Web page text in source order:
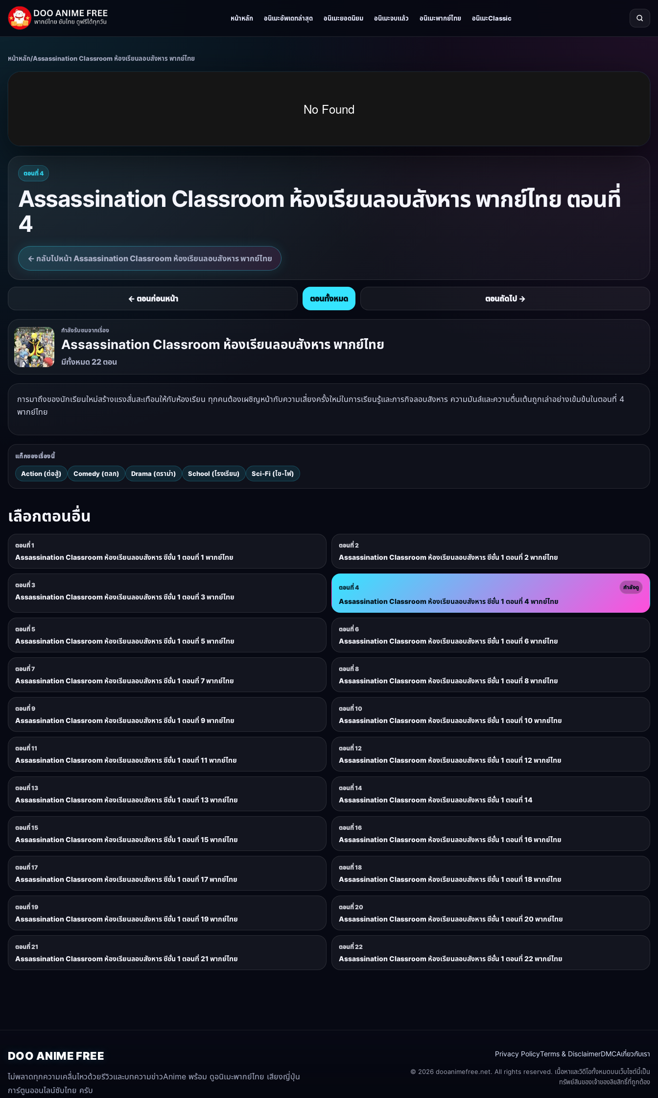
หน้าหลัก อนิเมะอัพเดทล่าสุด อนิเมะยอดนิยม อนิเมะจบแล้ว อนิเมะพากย์ไทย อนิเมะClassic
หน้าหลัก/Assassination Classroom ห้องเรียนลอบสังหาร พากย์ไทย
ตอนที่ 4
Assassination Classroom ห้องเรียนลอบสังหาร พากย์ไทย ตอนที่
4
← กลับไปหน้า Assassination Classroom ห้องเรียนลอบสังหาร พากย์ไทย
← ตอนก่อนหน้า ตอนทั้งหมด ตอนถัดไป →
กำลังรับชมจากเรื่อง
Assassination Classroom ห้องเรียนลอบสังหาร พากย์ไทย
มีทั้งหมด 22 ตอน
การมาถึงของนักเรียนใหม่สร้างแรงสั่นสะเทือนให้กับห้องเรียน ทุกคนต้องเผชิญหน้ากับความเสี่ยงครั้งใหม่ในการเรียนรู้และภารกิจลอบสังหาร ความมันส์และความตื่นเต้นถูกเล่าอย่างเข้มข้นในตอนที่ 4
พากย์ไทย
แท็กของเรื่องนี้
Action (ต่อสู้) Comedy (ตลก) Drama (ดราม่า) School (โรงเรียน) Sci-Fi (ไซ-ไฟ)
เลือกตอนอื่น
ตอนที่ 1
Assassination Classroom ห้องเรียนลอบสังหาร ซีซั่น 1 ตอนที่ 1 พากย์ไทย
ตอนที่ 2
Assassination Classroom ห้องเรียนลอบสังหาร ซีซั่น 1 ตอนที่ 2 พากย์ไทย
ตอนที่ 3
Assassination Classroom ห้องเรียนลอบสังหาร ซีซั่น 1 ตอนที่ 3 พากย์ไทย
ตอนที่ 4 กำลังดู
Assassination Classroom ห้องเรียนลอบสังหาร ซีซั่น 1 ตอนที่ 4 พากย์ไทย
ตอนที่ 5
Assassination Classroom ห้องเรียนลอบสังหาร ซีซั่น 1 ตอนที่ 5 พากย์ไทย
ตอนที่ 6
Assassination Classroom ห้องเรียนลอบสังหาร ซีซั่น 1 ตอนที่ 6 พากย์ไทย
ตอนที่ 7
Assassination Classroom ห้องเรียนลอบสังหาร ซีซั่น 1 ตอนที่ 7 พากย์ไทย
ตอนที่ 8
Assassination Classroom ห้องเรียนลอบสังหาร ซีซั่น 1 ตอนที่ 8 พากย์ไทย
ตอนที่ 9
Assassination Classroom ห้องเรียนลอบสังหาร ซีซั่น 1 ตอนที่ 9 พากย์ไทย
ตอนที่ 10
Assassination Classroom ห้องเรียนลอบสังหาร ซีซั่น 1 ตอนที่ 10 พากย์ไทย
ตอนที่ 11
Assassination Classroom ห้องเรียนลอบสังหาร ซีซั่น 1 ตอนที่ 11 พากย์ไทย
ตอนที่ 12
Assassination Classroom ห้องเรียนลอบสังหาร ซีซั่น 1 ตอนที่ 12 พากย์ไทย
ตอนที่ 13
Assassination Classroom ห้องเรียนลอบสังหาร ซีซั่น 1 ตอนที่ 13 พากย์ไทย
ตอนที่ 14
Assassination Classroom ห้องเรียนลอบสังหาร ซีซั่น 1 ตอนที่ 14
ตอนที่ 15
Assassination Classroom ห้องเรียนลอบสังหาร ซีซั่น 1 ตอนที่ 15 พากย์ไทย
ตอนที่ 16
Assassination Classroom ห้องเรียนลอบสังหาร ซีซั่น 1 ตอนที่ 16 พากย์ไทย
ตอนที่ 17
Assassination Classroom ห้องเรียนลอบสังหาร ซีซั่น 1 ตอนที่ 17 พากย์ไทย
ตอนที่ 18
Assassination Classroom ห้องเรียนลอบสังหาร ซีซั่น 1 ตอนที่ 18 พากย์ไทย
ตอนที่ 19
Assassination Classroom ห้องเรียนลอบสังหาร ซีซั่น 1 ตอนที่ 19 พากย์ไทย
ตอนที่ 20
Assassination Classroom ห้องเรียนลอบสังหาร ซีซั่น 1 ตอนที่ 20 พากย์ไทย
ตอนที่ 21
Assassination Classroom ห้องเรียนลอบสังหาร ซีซั่น 1 ตอนที่ 21 พากย์ไทย
ตอนที่ 22
Assassination Classroom ห้องเรียนลอบสังหาร ซีซั่น 1 ตอนที่ 22 พากย์ไทย
DOO ANIME FREE
ไม่พลาดทุกความเคลื่นไหวด้วยรีวิวและบทความข่าวAnime พร้อม ดูอนิเมะพากย์ไทย เสียงญี่ปุ่น
การ์ตูนออนไลน์ซับไทย ครับ
Privacy PolicyTerms & DisclaimerDMCAเกี่ยวกับเรา
© 2026 dooanimefree.net. All rights reserved. เนื้อหาและวิดีโอทั้งหมดบนเว็บไซต์นี้เป็น
ทรัพย์สินของเจ้าของลิขสิทธิ์ที่ถูกต้อง